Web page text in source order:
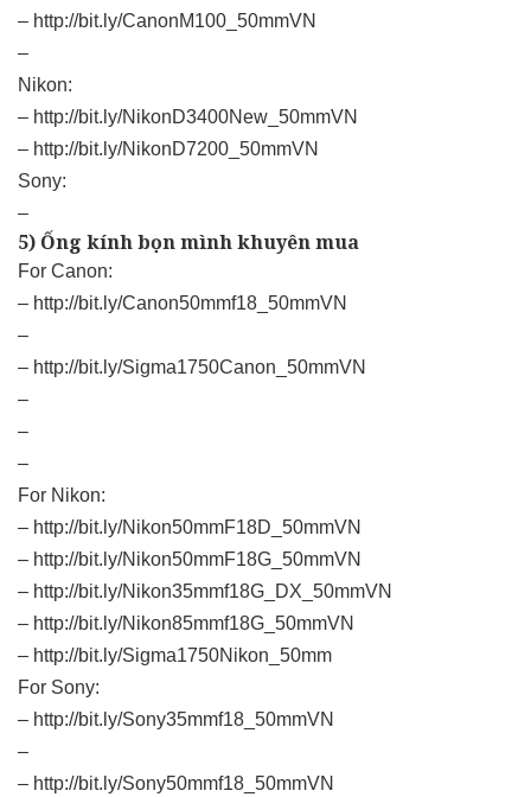
– http://bit.ly/CanonM100_50mmVN
–
Nikon:
– http://bit.ly/NikonD3400New_50mmVN
– http://bit.ly/NikonD7200_50mmVN
Sony:
–
5) Ống kính bọn mình khuyên mua
For Canon:
– http://bit.ly/Canon50mmf18_50mmVN
–
– http://bit.ly/Sigma1750Canon_50mmVN
–
–
–
For Nikon:
– http://bit.ly/Nikon50mmF18D_50mmVN
– http://bit.ly/Nikon50mmF18G_50mmVN
– http://bit.ly/Nikon35mmf18G_DX_50mmVN
– http://bit.ly/Nikon85mmf18G_50mmVN
– http://bit.ly/Sigma1750Nikon_50mm
For Sony:
– http://bit.ly/Sony35mmf18_50mmVN
–
– http://bit.ly/Sony50mmf18_50mmVN